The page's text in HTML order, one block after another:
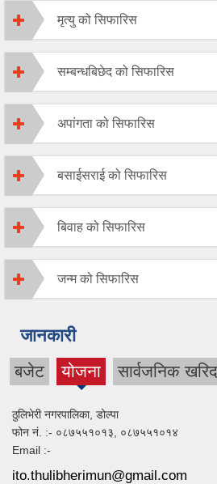
मृत्यु को सिफारिस
सम्बन्धबिछेद को सिफारिस
अपांगता को सिफारिस
बसाईसराई को सिफारिस
बिवाह को सिफारिस
जन्म को सिफारिस
जानकारी
बजेट योजना
(active
सार्वजनिक खरिद
ठुलिभेरी नगरपालिका, डोल्पा
फोन नं. :- ०८७५५१०१३, ०८७५५१०१४
Email :-
ito.thulibherimun@gmail.com